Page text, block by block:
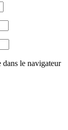
le navigateur